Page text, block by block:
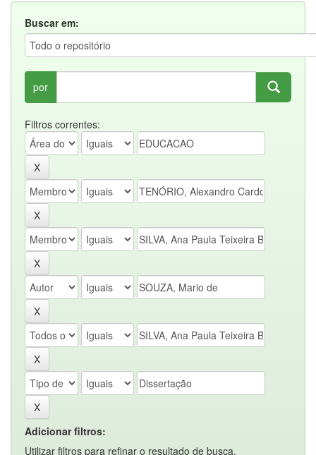
Buscar em:
por
Filtros correntes:
Adicionar filtros:
Utilizar filtros para refinar o resultado de busca.